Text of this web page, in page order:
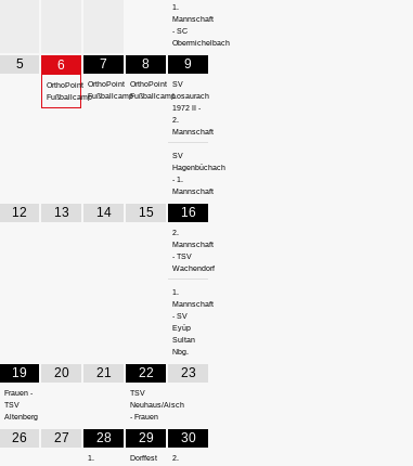
1.
Mannschaft
- SC
Obermichelbach
5 6
OrthoPoint
Fußballcamp
7
OrthoPoint
Fußballcamp
8
OrthoPoint
Fußballcamp
9
SV
Losaurach
1972 II -
2.
Mannschaft
SV
Hagenbüchach
- 1.
Mannschaft
12 13 14 15 16
2.
Mannschaft
- TSV
Wachendorf
1.
Mannschaft
- SV
Eyüp
Sultan
Nbg.
19
Frauen -
TSV
Altenberg
20 21 22
TSV
Neuhaus/Aisch
- Frauen
23
26 27 28
1.
29
Dorffest
30
2.